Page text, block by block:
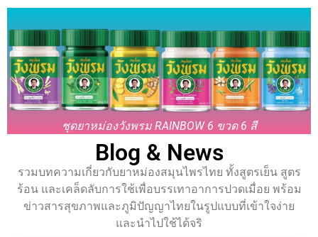
ชุดยาหม่องวังพรม RAINBOW 6 ขวด 6 สี
Blog & News
รวมบทความเกี่ยวกับยาหม่องสมุนไพรไทย ทั้งสูตรเย็น สูตร
ร้อน และเคล็ดลับการใช้เพื่อบรรเทาอาการปวดเมื่อย พร้อม
ข่าวสารสุขภาพและภูมิปัญญาไทยในรูปแบบที่เข้าใจง่าย
และนำไปใช้ได้จริ